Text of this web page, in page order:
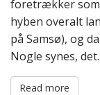
foretrækker
hyben overalt
på Samsø), og
Nogle synes,
Read more